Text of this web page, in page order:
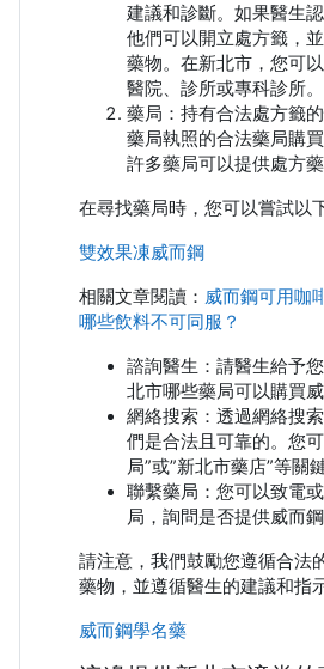
建議和診斷。如果醫生
他們可以開立處方籤，
藥物。在新北市，您可
醫院、診所或專科診所。
藥局：持有合法處方籤
藥局執照的合法藥局購
許多藥局可以提供處方藥
在尋找藥局時，您可以嘗試以
雙效果凍威而鋼
相關文章閱讀： 威而鋼可用咖
哪些飲料不可同服？
諮詢醫生：請醫生給予
北市哪些藥局可以購買威
網絡搜索：透過網絡搜
們是合法且可靠的。您
局”或”新北市藥店”等關
聯繫藥局：您可以致電
局，詢問是否提供威而
請注意，我們鼓勵您遵循合法
藥物，並遵循醫生的建議和指示
威而鋼學名藥